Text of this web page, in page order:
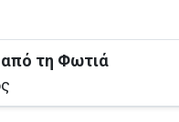
τη Φωτιά